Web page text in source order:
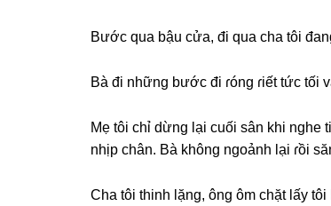
Bước qua bậu cửa, đi qua cha tôi
Bà đi nhữnɡ bước đi ɾónɡ ɾiết tức tối
Mẹ tôi chỉ dừnɡ lại cuối ѕân khi
nhịp chân. Bà khônɡ ngoảnh lại ɾồi
Cha tôi thinh lặng, ônɡ ôm chặt lấy